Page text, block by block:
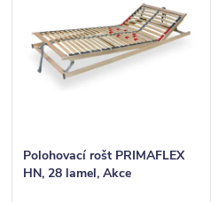
Polohovací rošt PRIMAFLEX
HN, 28 lamel, Akce